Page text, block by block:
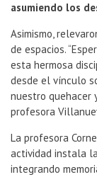
asumiendo los
Asimismo,
de espacios.
esta hermosa
desde el vínculo
nuestro quehacer
profesora
La profesora
actividad instala
integrando